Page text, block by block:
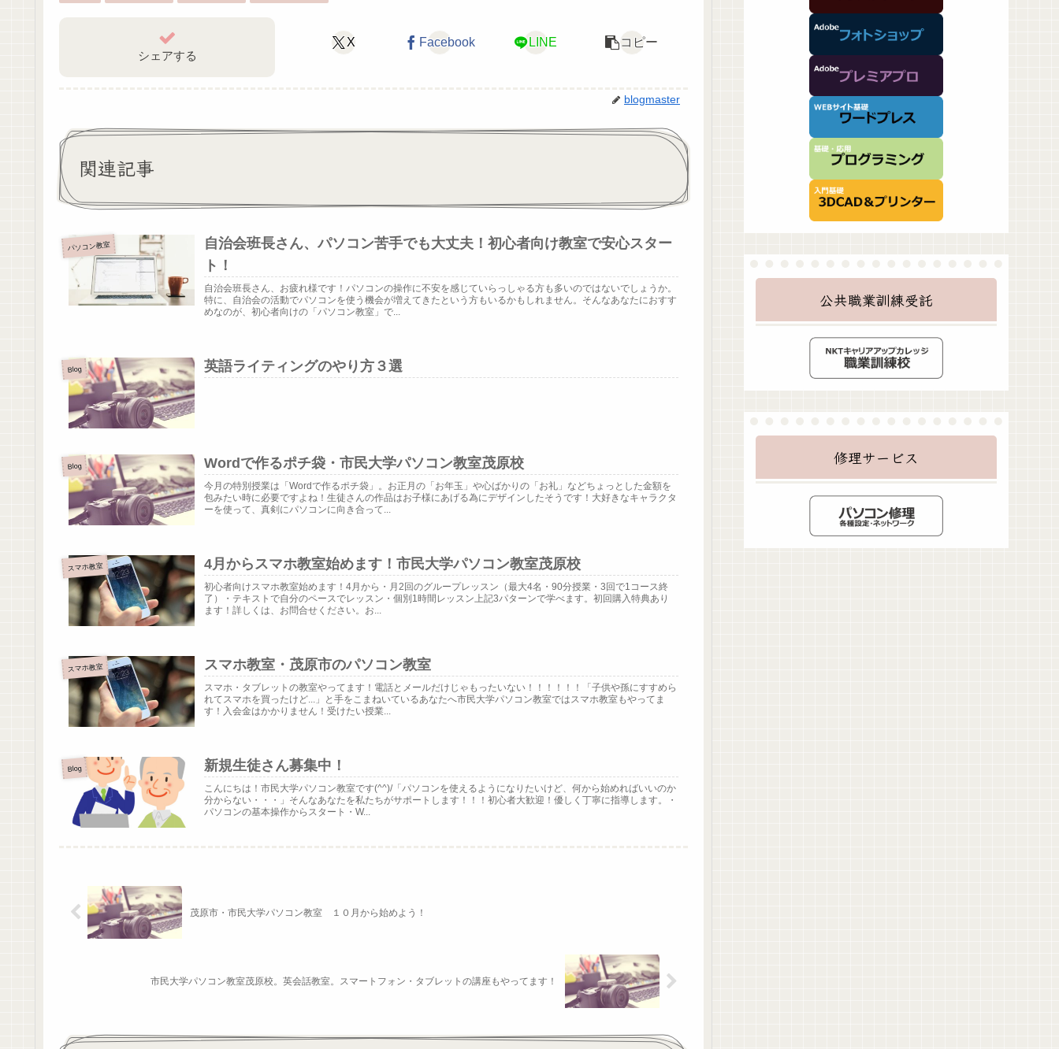
シェアする
X Facebook LINE コピー
blogmaster
関連記事
パソコン教室
自治会班長さん、パソコン苦手でも大丈夫！初心者向け教室で安心スター
ト！
自治会班長さん、お疲れ様です！パソコンの操作に不安を感じていらっしゃる方も多いのではないでしょうか。
特に、自治会の活動でパソコンを使う機会が増えてきたという方もいるかもしれません。そんなあなたにおすす
めなのが、初心者向けの「パソコン教室」で...
Blog 英語ライティングのやり方３選
Blog Wordで作るポチ袋・市民大学パソコン教室茂原校
今月の特別授業は「Wordで作るポチ袋」。お正月の「お年玉」や心ばかりの「お礼」などちょっとした金額を
包みたい時に必要ですよね！生徒さんの作品はお子様にあげる為にデザインしたそうです！大好きなキャラクタ
ーを使って、真剣にパソコンに向き合って...
スマホ教室 4月からスマホ教室始めます！市民大学パソコン教室茂原校
初心者向けスマホ教室始めます！4月から・月2回のグループレッスン（最大4名・90分授業・3回で1コース終
了）・テキストで自分のペースでレッスン・個別1時間レッスン上記3パターンで学べます。初回購入特典あり
ます！詳しくは、お問合せください。お...
スマホ教室 スマホ教室・茂原市のパソコン教室
スマホ・タブレットの教室やってます！電話とメールだけじゃもったいない！！！！！！「子供や孫にすすめら
れてスマホを買ったけど...」と手をこまねいているあなたへ市民大学パソコン教室ではスマホ教室もやってま
す！入会金はかかりません！受けたい授業...
Blog 新規生徒さん募集中！
こんにちは！市民大学パソコン教室です(^^)/「パソコンを使えるようになりたいけど、何から始めればいいのか
分からない・・・」そんなあなたを私たちがサポートします！！！初心者大歓迎！優しく丁寧に指導します。・
パソコンの基本操作からスタート・W...
茂原市・市民大学パソコン教室 １０月から始めよう！
市民大学パソコン教室茂原校。英会話教室。スマートフォン・タブレットの講座もやってます！
公共職業訓練受託
修理サービス